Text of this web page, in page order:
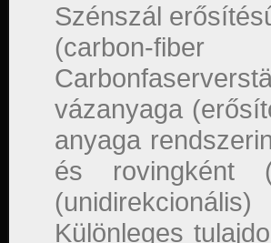
Szénszál
(carbon-
vázanyaga
anyaga
és rovingként
Különleges